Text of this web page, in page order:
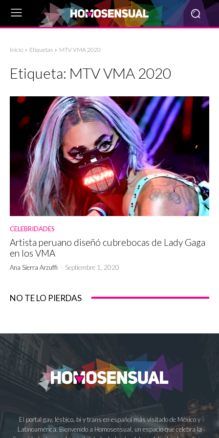
Inicio Etiquetas MTV VMA 2020
Etiqueta: MTV VMA 2020
CELEBRIDADES
Artista peruano diseñó cubrebocas de Lady Gaga
en los VMA
Ana Sierra Arzuffi - Septiembre 1, 2020
NO TE LO PIERDAS
El portal gay, lésbico, bi y trans en español más visitado de México y
Latinoamérica. Bienvenido a Homosensual, un espacio que celebra la